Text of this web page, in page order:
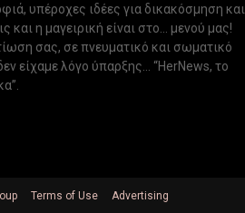
υπέροχες ιδέες για δικακόσμηση και
η μαγειρική είναι στο... μενού μας!
σας, σε πνευματικό και σωματικό
είχαμε λόγο ύπαρξης... “HerNews, το
Terms of Use Advertising